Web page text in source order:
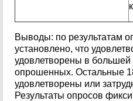
Выводы: по результатам
установлено, что
удовлетворены в большей
опрошенных. Остальные
удовлетворены или
Результаты опросов